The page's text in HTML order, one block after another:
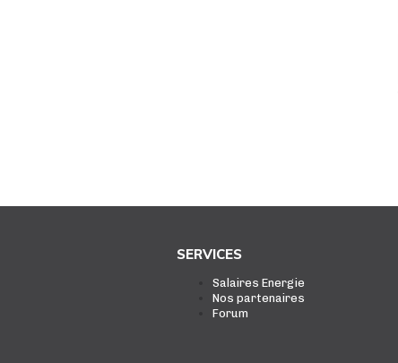
SERVICES
Salaires Energie
Nos partenaires
Forum